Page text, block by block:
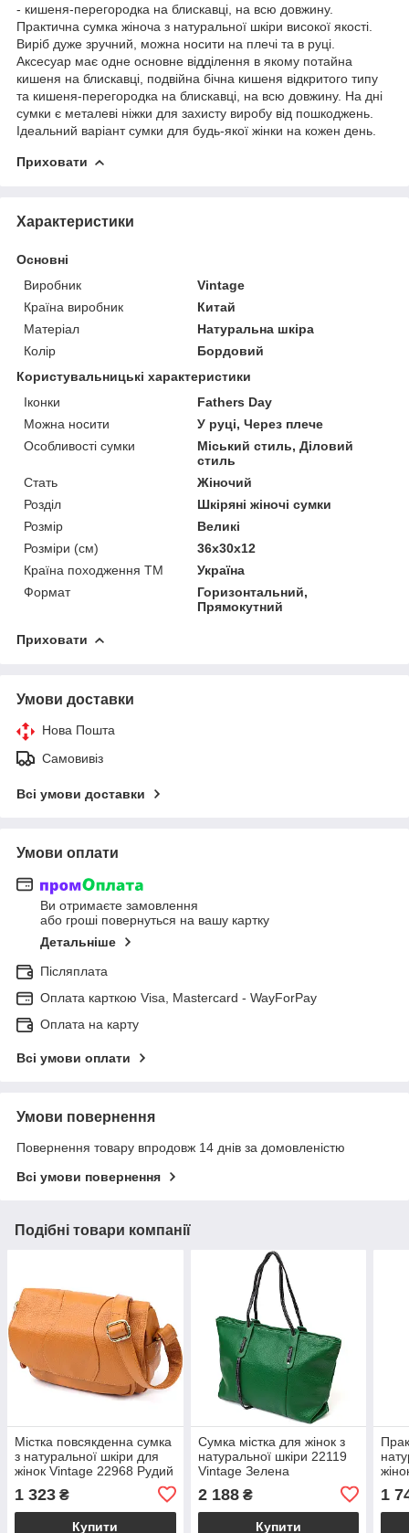
- кишеня-перегородка на блискавці, на всю довжину.
Практична сумка жіноча з натуральної шкіри високої якості.
Виріб дуже зручний, можна носити на плечі та в руці.
Аксесуар має одне основне відділення в якому потайна
кишеня на блискавці, подвійна бічна кишеня відкритого типу
та кишеня-перегородка на блискавці, на всю довжину. На дні
сумки є металеві ніжки для захисту виробу від пошкоджень.
Ідеальний варіант сумки для будь-якої жінки на кожен день.
Приховати
Характеристики
Основні
Виробник
Vintage
Країна виробник
Китай
Матеріал
Натуральна шкіра
Колір
Бордовий
Користувальницькі характеристики
Іконки
Fathers Day
Можна носити
У руці, Через плече
Особливості сумки
Міський стиль, Діловий
стиль
Стать
Жіночий
Розділ
Шкіряні жіночі сумки
Розмір
Великі
Розміри (см)
36х30х12
Країна походження ТМ
Україна
Формат
Горизонтальний,
Прямокутний
Приховати
Умови доставки
Нова Пошта
Самовивіз
Всі умови доставки
Умови оплати
Ви отримаєте замовлення
або гроші повернуться на вашу картку
Детальніше
Післяплата
Оплата карткою Visa, Mastercard - WayForPay
Оплата на карту
Всі умови оплати
Умови повернення
Повернення товару впродовж 14 днів за домовленістю
Всі умови повернення
Подібні товари компанії
Містка повсякденна сумка
з натуральної шкіри для
жінок Vintage 22968 Рудий
1 323 ₴
Купити
Сумка містка для жінок з
натуральної шкіри 22119
Vintage Зелена
2 188₴
Купити
1